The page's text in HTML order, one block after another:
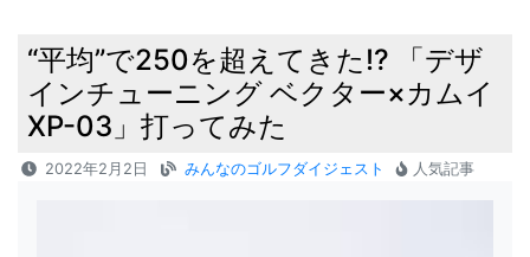
“平均”で250を超えてきた!? 「デザ
インチューニング ベクター×カムイ
XP-03」打ってみた
2022年2月2日 みんなのゴルフダイジェスト 人気記事